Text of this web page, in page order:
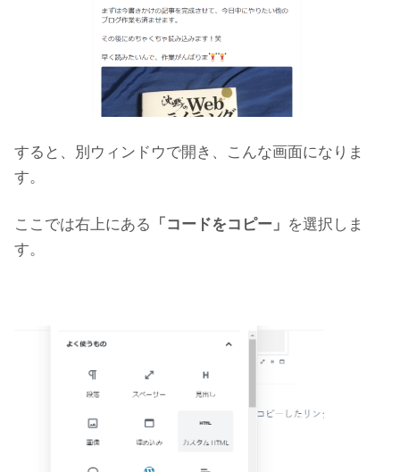
すると、別ウィンドウで開き、こんな画面になりま
す。
ここでは右上にある 「コードをコピー」 を選択しま
す。